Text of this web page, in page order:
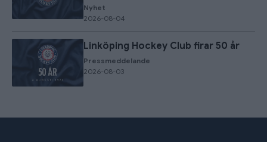
Nyhet
2026-08-04
Linköping Hockey Club firar 50 år
Pressmeddelande
2026-08-03